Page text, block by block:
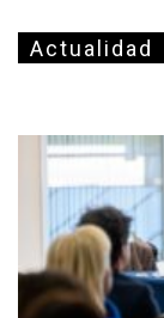
Actualidad